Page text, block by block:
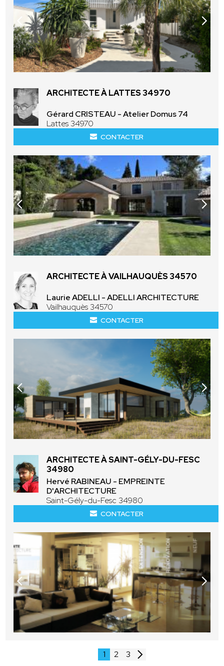
ARCHITECTE À LATTES 34970
Gérard CRISTEAU - Atelier Domus 74
Lattes 34970
CONTACTER
ARCHITECTE À VAILHAUQUÈS 34570
Laurie ADELLI - ADELLI ARCHITECTURE
Vailhauquès 34570
CONTACTER
ARCHITECTE À SAINT-GÉLY-DU-FESC
34980
Hervé RABINEAU - EMPREINTE
D'ARCHITECTURE
Saint-Gély-du-Fesc 34980
CONTACTER
1 2 3